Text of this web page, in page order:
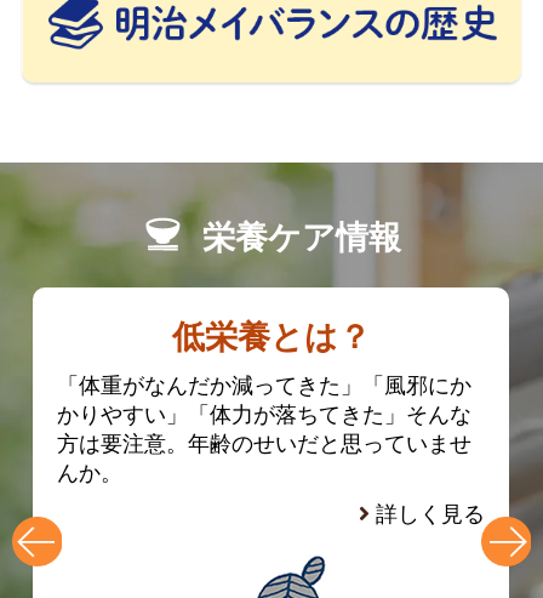
栄養ケア情報
低栄養とは？
「体重がなんだか減ってきた」「風邪にか
かりやすい」「体力が落ちてきた」そんな
方は要注意。年齢のせいだと思っていませ
んか。
詳しく見る